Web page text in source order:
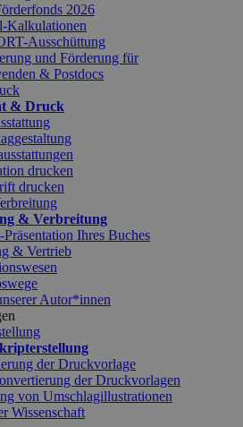
2026
Kalkulationen
Ausschüttung
und Förderung für
& Postdocs
& Druck
drucken
drucken
& Verbreitung
Präsentation Ihres Buches
& Vertrieb
Autor*innen
der Druckvorlage
der Druckvorlagen
von Umschlagillustrationen
Wissenschaft